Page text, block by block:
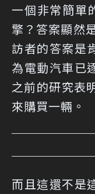
一個非常簡單
擎？答案顯然
訪者的答案是
為電動汽車已
之前的研究表
來購買一輛。
而且這還不是